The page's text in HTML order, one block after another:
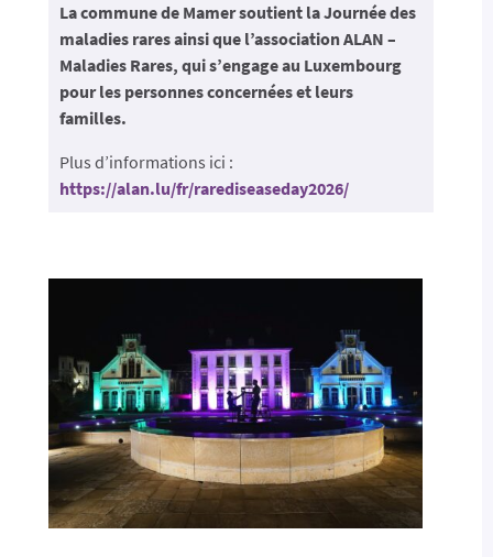
La commune de Mamer soutient la Journée des
maladies rares ainsi que l’association ALAN –
Maladies Rares, qui s’engage au Luxembourg
pour les personnes concernées et leurs
familles.
Plus d’informations ici :
https://alan.lu/fr/rarediseaseday2026/